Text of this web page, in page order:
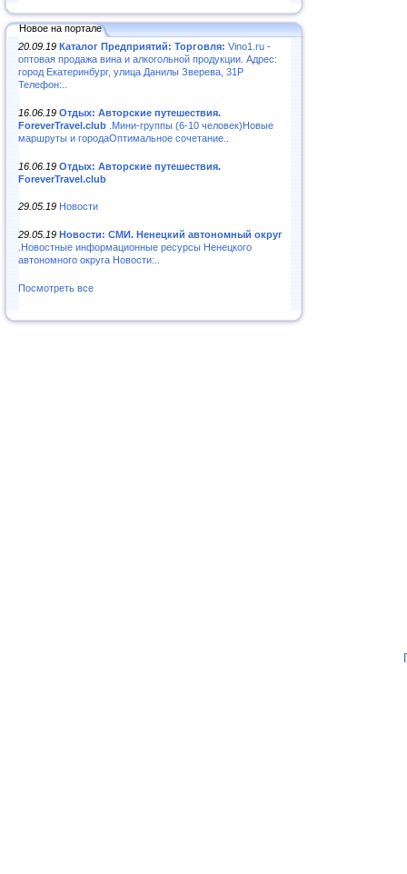
Новое на портале
20.09.19 Каталог Предприятий: Торговля: Vino1.ru -
оптовая продажа вина и алкогольной продукции. Адрес:
город Екатеринбург, улица Данилы Зверева, 31Р
Телефон:..
16.06.19 Отдых: Авторские путешествия.
ForeverTravel.club .Мини-группы (6-10 человек)Новые
маршруты и городаОптимальное сочетание..
16.06.19 Отдых: Авторские путешествия.
ForeverTravel.club
29.05.19 Новости
29.05.19 Новости: СМИ. Ненецкий автономный округ
.Новостные информационные ресурсы Ненецкого
автономного округа Новости:..
Посмотреть все